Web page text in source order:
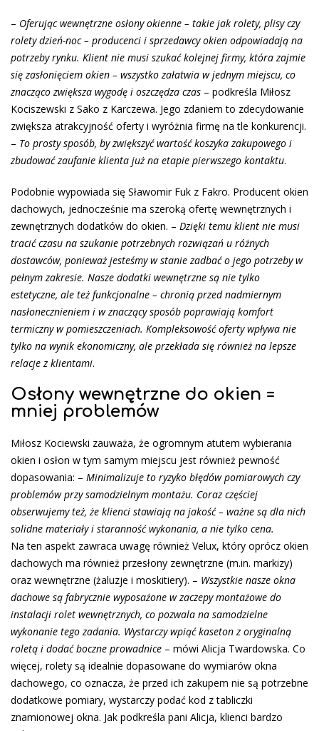
– Oferując wewnętrzne osłony okienne – takie jak rolety, plisy czy
rolety dzień-noc – producenci i sprzedawcy okien odpowiadają na
potrzeby rynku. Klient nie musi szukać kolejnej firmy, która zajmie
się zasłonięciem okien – wszystko załatwia w jednym miejscu, co
znacząco zwiększa wygodę i oszczędza czas – podkreśla Miłosz
Kociszewski z Sako z Karczewa. Jego zdaniem to zdecydowanie
zwiększa atrakcyjność oferty i wyróżnia firmę na tle konkurencji.
– To prosty sposób, by zwiększyć wartość koszyka zakupowego i
zbudować zaufanie klienta już na etapie pierwszego kontaktu.
Podobnie wypowiada się Sławomir Fuk z Fakro. Producent okien
dachowych, jednocześnie ma szeroką ofertę wewnętrznych i
zewnętrznych dodatków do okien. – Dzięki temu klient nie musi
tracić czasu na szukanie potrzebnych rozwiązań u różnych
dostawców, ponieważ jesteśmy w stanie zadbać o jego potrzeby w
pełnym zakresie. Nasze dodatki wewnętrzne są nie tylko
estetyczne, ale też funkcjonalne – chronią przed nadmiernym
nasłonecznieniem i w znaczący sposób poprawiają komfort
termiczny w pomieszczeniach. Kompleksowość oferty wpływa nie
tylko na wynik ekonomiczny, ale przekłada się również na lepsze
relacje z klientami.
Osłony wewnętrzne do okien =
mniej problemów
Miłosz Kociewski zauważa, że ogromnym atutem wybierania
okien i osłon w tym samym miejscu jest również pewność
dopasowania: – Minimalizuje to ryzyko błędów pomiarowych czy
problemów przy samodzielnym montażu. Coraz częściej
obserwujemy też, że klienci stawiają na jakość – ważne są dla nich
solidne materiały i staranność wykonania, a nie tylko cena.
Na ten aspekt zawraca uwagę również Velux, który oprócz okien
dachowych ma również przesłony zewnętrzne (m.in. markizy)
oraz wewnętrzne (żaluzje i moskitiery). – Wszystkie nasze okna
dachowe są fabrycznie wyposażone w zaczepy montażowe do
instalacji rolet wewnętrznych, co pozwala na samodzielne
wykonanie tego zadania. Wystarczy wpiąć kaseton z oryginalną
roletą i dodać boczne prowadnice – mówi Alicja Twardowska. Co
więcej, rolety są idealnie dopasowane do wymiarów okna
dachowego, co oznacza, że przed ich zakupem nie są potrzebne
dodatkowe pomiary, wystarczy podać kod z tabliczki
znamionowej okna. Jak podkreśla pani Alicja, klienci bardzo